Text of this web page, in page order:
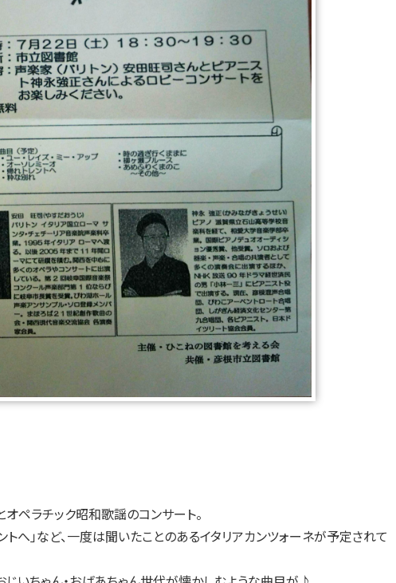
ペラチック昭和歌謡のコンサート。
トへ」など、一度は聞いたことのあるイタリアカンツォーネが予定されて